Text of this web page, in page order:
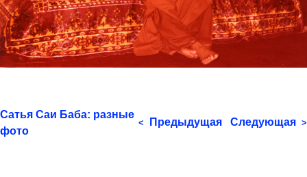
Сатья Саи Баба: разные
фото
< Предыдущая Следующая >